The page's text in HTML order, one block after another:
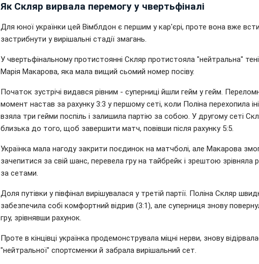
Як Скляр вирвала перемогу у чвертьфіналі
Для юної українки цей Вімблдон є першим у кар'єрі, проте вона вже
застрибнути у вирішальні стадії змагань.
У чвертьфінальному протистоянні Скляр протистояла "нейтральна"
Марія Макарова, яка мала вищий сьомий номер посіву.
Початок зустрічі видався рівним - суперниці йшли гейм у гейм.
момент настав за рахунку 3:3 у першому сеті, коли Поліна перехопила
взяла три гейми поспіль і залишила партію за собою. У другому сеті
близька до того, щоб завершити матч, повівши після рахунку 5:5.
Українка мала нагоду закрити поєдинок на матчболі, але Макарова
зачепитися за свій шанс, перевела гру на тайбрейк і зрештою зрівняла
за сетами.
Доля путівки у півфінал вирішувалася у третій партії. Поліна Скляр
забезпечила собі комфортний відрив (3:1), але суперниця знову
гру, зрівнявши рахунок.
Проте в кінцівці українка продемонструвала міцні нерви, знову
"нейтральної" спортсменки й забрала вирішальний сет.